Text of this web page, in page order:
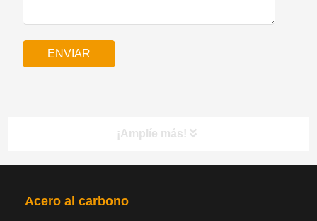
¡Amplíe más!
PRODUCTOS NAV
Acero al carbono